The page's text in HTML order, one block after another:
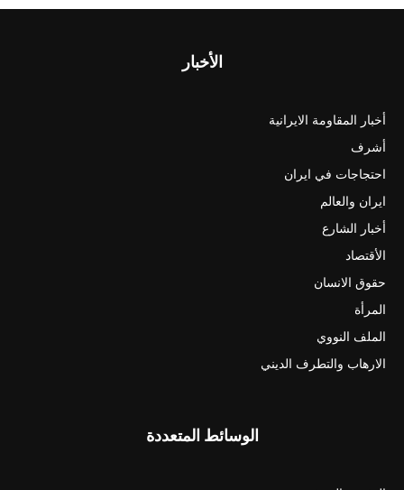
الأخبار
أخبار المقاومة الايرانية
أشرف
احتجاجات في ايران
ايران والعالم
أخبار الشارع
الأقتصاد
حقوق الانسان
المرأة
الملف النووي
الارهاب والتطرف الديني
الوسائط المتعددة